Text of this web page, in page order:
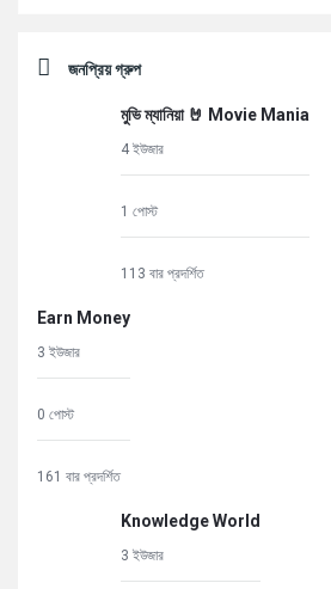
জনপ্রিয় গ্রুপ
মুভি ম্যানিয়া 🤘 Movie Mania
4 ইউজার
1 পোস্ট
113 বার প্রদর্শিত
Earn Money
3 ইউজার
0 পোস্ট
161 বার প্রদর্শিত
Knowledge World
3 ইউজার